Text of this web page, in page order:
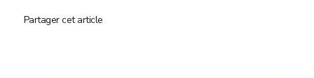
Partager cet article